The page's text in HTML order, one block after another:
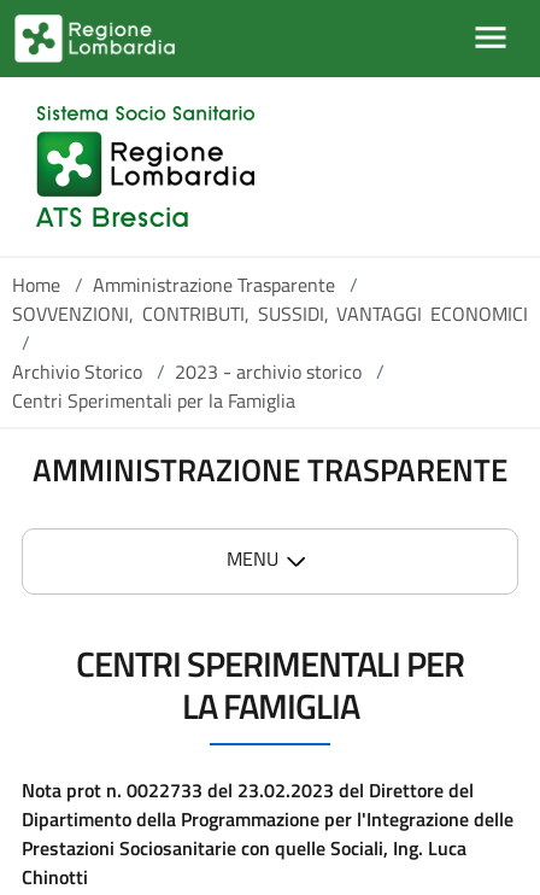
Salta al contenuto principale
Home / Amministrazione Trasparente /
SOVVENZIONI, CONTRIBUTI, SUSSIDI, VANTAGGI ECONOMICI
/
Archivio Storico / 2023 - archivio storico /
Centri Sperimentali per la Famiglia
AMMINISTRAZIONE TRASPARENTE
MENU
CENTRI SPERIMENTALI PER
LA FAMIGLIA
Nota prot n. 0022733 del 23.02.2023 del Direttore del
Dipartimento della Programmazione per l'Integrazione delle
Prestazioni Sociosanitarie con quelle Sociali, Ing. Luca
Chinotti